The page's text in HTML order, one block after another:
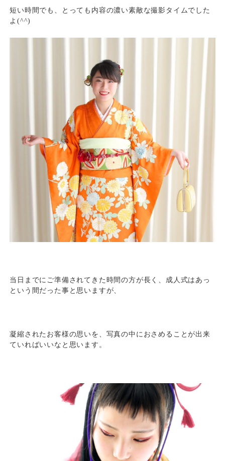
短い時間でも、とっても内容の濃い素敵な撮影タイムでした
よ(^^)
当日までにご準備されてきた時間の方が長く、成人式はあっ
という間だった事と思いますが、
凝縮されたお客様の思いを、写真の中におさめることが出来
ていればいいなと思います。